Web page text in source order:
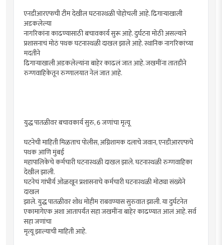
एनडीआरएफची टीम देखील घटनास्थळी पोहोचली आहे. ढिगाऱ्याखाली
अडकलेल्या
नागरिकांना काढण्यासाठी बचावकार्य सुरू आहे. दुर्घटना मोठी असल्याने
प्रशासनाचं मोठं पथक घटनास्थळी दाखल झाले आहे. स्थानिक नागरिकांच्या
मदतीने
ढिगाऱ्याखाली अडकलेल्यांना बाहेर काढलं जात आहे. जखमींना तातडीने
रुग्णवाहिकेतून रुग्णालयात नेलं जात आहे.
युद्ध पातळीवर बचावकार्य सुरु, 6 जणांचा मृत्यू
घटनेची माहिती मिळताच पोलीस, अग्निशामक दलाचे जवान, एनडीआरएफचे
पथक आणि मुंबई
महापालिकेचे कर्मचारी घटनास्थळी दाखल झाले. घटनास्थळी रुग्णवाहिका
देखील झाली.
घटनेचं गांभीर्य ओळखून प्रशासनाचे कर्मचारी घटनास्थळी मोठ्या संख्येने
दाखल
झाले. युद्ध पातळीवर शोध मोहीम राबवण्यास सुरुवात झाली. या दुर्घटनेत
एकामागेएक अशा आतापर्यंत सहा जखमींना बाहेर काढण्यात आलं आहे. सर्व
सहा जणांचा
मृत्यू झाल्याची माहिती आहे.